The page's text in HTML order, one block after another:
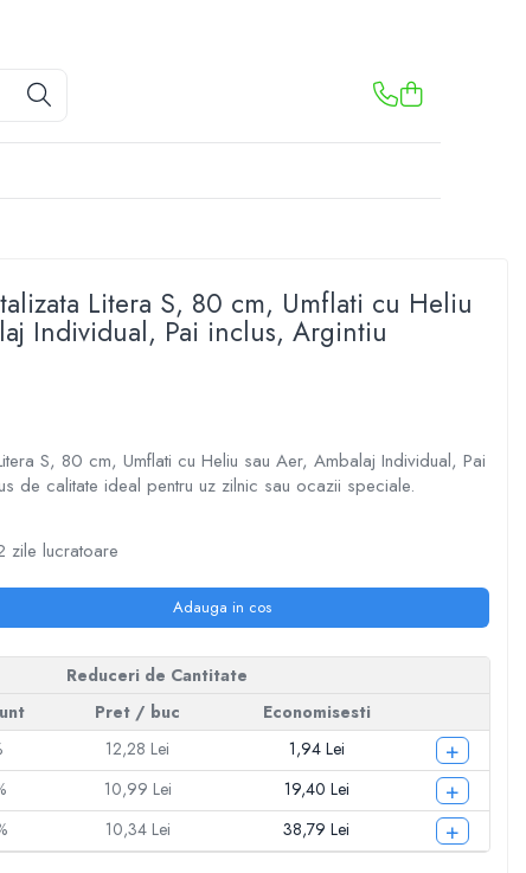
Litera S, 80 cm, Umflati cu Heliu
Individual, Pai inclus, Argintiu
S, 80 cm, Umflati cu Heliu sau Aer, Ambalaj Individual, Pai
de calitate ideal pentru uz zilnic sau ocazii speciale.
zile lucratoare
Adauga in cos
Reduceri de Cantitate
Pret / buc
Economisesti
12,28 Lei 1,94 Lei +
10,99 Lei 19,40 Lei +
10,34 Lei 38,79 Lei +